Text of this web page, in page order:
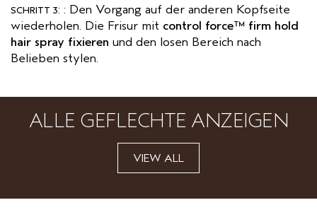
SCHRITT 3: : Den Vorgang auf der anderen Kopfseite
wiederholen. Die Frisur mit control force™ firm hold
hair spray fixieren und den losen Bereich nach
Belieben stylen.
ALLE GEFLECHTE ANZEIGEN
VIEW ALL